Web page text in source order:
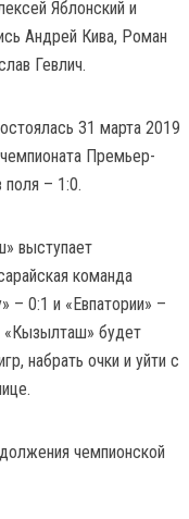
Яблонский и
Андрей Кива, Роман
Гевлич.
31 марта 2019
Премьер-
– 1:0.
выступает
команда
– 0:1 и «Евпатории» –
«Кызылташ» будет
набрать очки и уйти с
чемпионской